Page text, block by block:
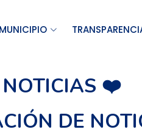
MUNICIPIO
NOTICIAS ❤️
DE